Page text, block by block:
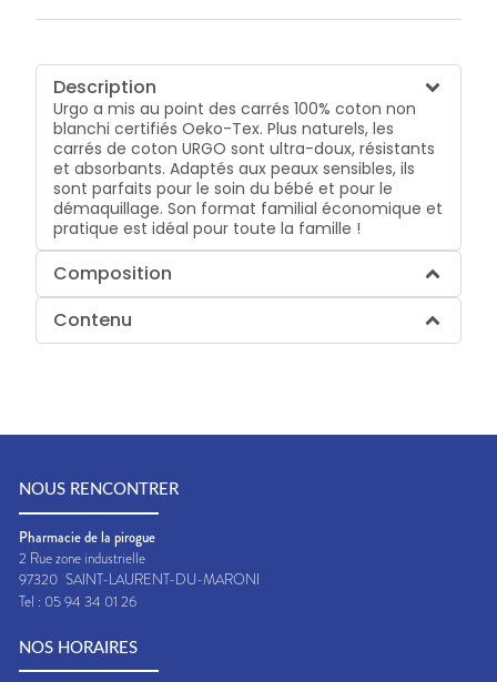
Description
Urgo a mis au point des carrés 100% coton non
blanchi certifiés Oeko-Tex. Plus naturels, les
carrés de coton URGO sont ultra-doux, résistants
et absorbants. Adaptés aux peaux sensibles, ils
sont parfaits pour le soin du bébé et pour le
démaquillage. Son format familial économique et
pratique est idéal pour toute la famille !
Composition
Contenu
NOUS RENCONTRER
Pharmacie de la pirogue
2 Rue zone industrielle
97320 SAINT-LAURENT-DU-MARONI
Tel : 05 94 34 01 26
NOS HORAIRES